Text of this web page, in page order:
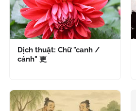
Dịch thuật: Chữ "canh /
cánh" 更